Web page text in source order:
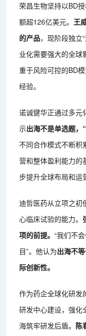
荣昌生物坚持以BD
额超126亿美元。王
的产品，现阶段独立
业化需要强大的全球
重于风险可控的BD
经验。
诺诚健华正通过多元
示出海不是单选题，
不同合作模式不断积
营和整体盈利能力的
步提升全球布局和运
迪哲医药从立项之初
心临床试验的能力。
项的前提。“我们不
目”。他认为出海不
际创新性。
作为药企全球化研发
研发中心建设，强化
海筑牢研发后盾。 陈